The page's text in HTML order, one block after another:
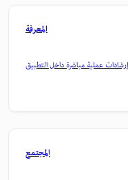
المعرفة
المجتمع